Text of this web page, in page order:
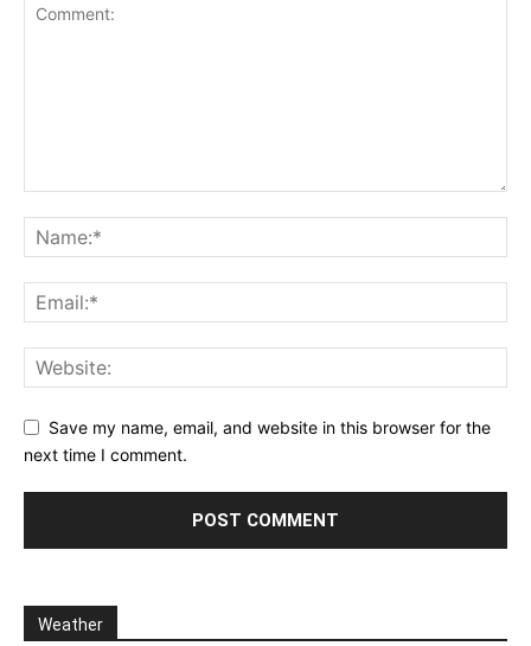
Save my name, email, and website in this browser for the
next time I comment.
Weather